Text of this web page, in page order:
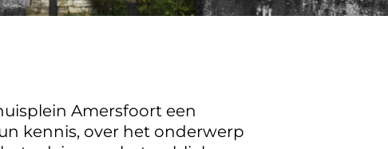
Amersfoort een
kennis, over het onderwerp